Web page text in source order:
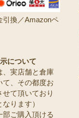
引換／Amazonペ
について
、実店舗と倉庫
て、その都度お
て頂いており
ります）
ご購入頂ける